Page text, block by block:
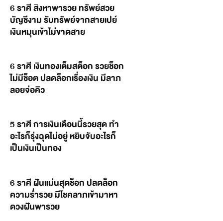
6 ราศี สิงหาพารวย ทรัพย์สวย
บัญชีงาม รับทรัพย์จากสายเปย์
เงินหมุนเข้าไม่ขาดสาย
6 ราศี เงินทองเต็มสต็อก รวยช็อก
ไม่มีช็อต ปลดล็อกเรื่องเงิน มีลาภ
ลอยจ่อคิว
5 ราศี การเงินเดือนนี้รวยสุด ทำ
อะไรก็รุ่งฉุดไม่อยู่ หยิบจับอะไรก็
เป็นเงินเป็นทอง
6 ราศี ฝันแม่นสุดช็อก ปลดล็อก
ความร่ำรวย มีโชคลาภเข้ามาหา
ดวงฝันพารวย